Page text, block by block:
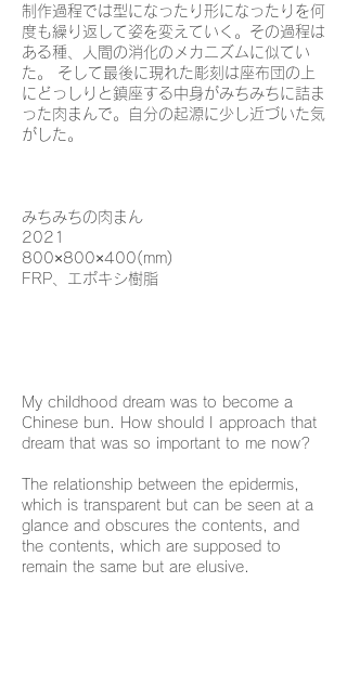
制作過程では型になったり形になったりを何
度も繰り返して姿を変えていく。その過程は
ある種、人間の消化のメカニズムに似てい
た。 そして最後に現れた彫刻は座布団の上
にどっしりと鎮座する中身がみちみちに詰ま
った肉まんで。自分の起源に少し近づいた気
がした。​
みちみちの肉まん
2021
800×800×400(mm)
FRP、エポキシ樹脂
My childhood dream was to become a
Chinese bun. How should I approach that
dream that was so important to me now?
The relationship between the epidermis,
which is transparent but can be seen at a
glance and obscures the contents, and
the contents, which are supposed to
remain the same but are elusive.